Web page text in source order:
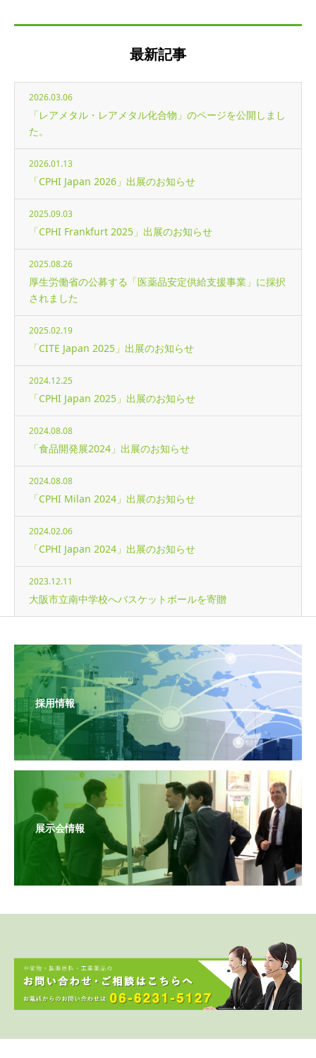
最新記事
2026.03.06
「レアメタル・レアメタル化合物」のページを公開しまし
た。
2026.01.13
「CPHI Japan 2026」出展のお知らせ
2025.09.03
「CPHI Frankfurt 2025」出展のお知らせ
2025.08.26
厚生労働省の公募する「医薬品安定供給支援事業」に採択
されました
2025.02.19
「CITE Japan 2025」出展のお知らせ
2024.12.25
「CPHI Japan 2025」出展のお知らせ
2024.08.08
「食品開発展2024」出展のお知らせ
2024.08.08
「CPHI Milan 2024」出展のお知らせ
2024.02.06
「CPHI Japan 2024」出展のお知らせ
2023.12.11
大阪市立南中学校へバスケットボールを寄贈
採用情報
展示会情報